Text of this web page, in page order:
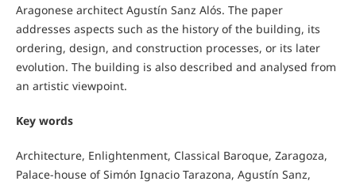
Aragonese architect Agustín Sanz Alós. The paper
addresses aspects such as the history of the building, its
ordering, design, and construction processes, or its later
evolution. The building is also described and analysed from
an artistic viewpoint.
Key words
Architecture, Enlightenment, Classical Baroque, Zaragoza,
Palace-house of Simón Ignacio Tarazona, Agustín Sanz,